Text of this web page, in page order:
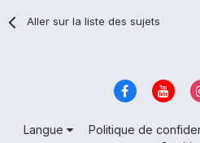
Aller sur la liste des sujets
Langue Politique de